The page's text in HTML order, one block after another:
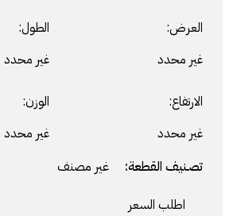
العرض:
غير محدد
الطول:
غير محدد
الارتفاع:
غير محدد
الوزن:
غير محدد
تصنيف القطعة: غير مصنف
اطلب السعر